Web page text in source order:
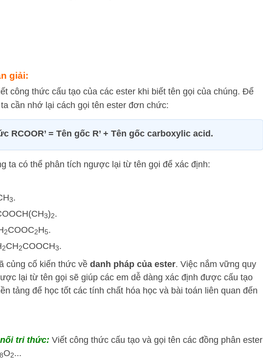
giải:
công thức cấu tạo của các ester khi biết tên gọi của chúng. Để
cần nhớ lại cách gọi tên ester đơn chức:
RCOOR’ = Tên gốc R’ + Tên gốc carboxylic acid.
ta có thể phân tích ngược lại từ tên gọi để xác định:
3.
3)2.
2COOC2H5.
2CH2COOCH3.
củng cố kiến thức về danh pháp của ester. Việc nắm vững quy
lại từ tên gọi sẽ giúp các em dễ dàng xác định được cấu tạo
tảng để học tốt các tính chất hóa học và bài toán liên quan đến
nối tri thức: Viết công thức cấu tạo và gọi tên các đồng phân ester
8O2...